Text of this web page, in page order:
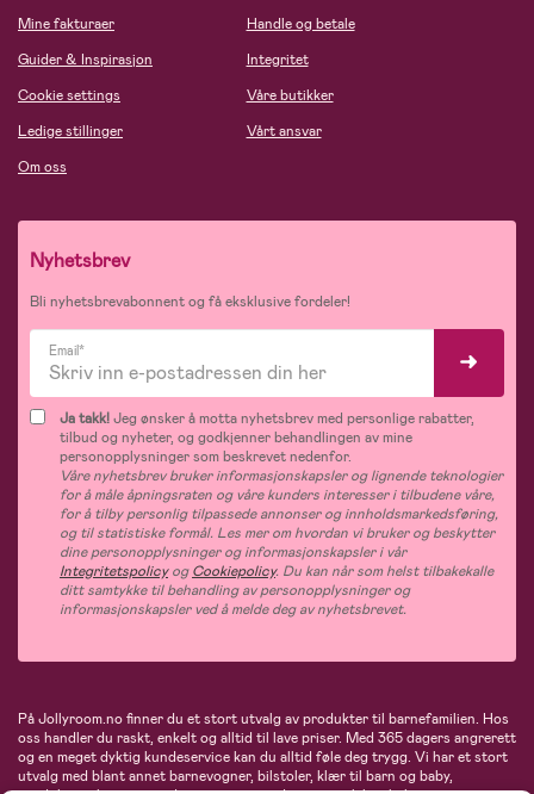
Mine fakturaer
Guider & Inspirasjon
Cookie settings
Ledige stillinger
Om oss
Handle og betale
Integritet
Våre butikker
Vårt ansvar
Nyhetsbrev
Bli nyhetsbrevabonnent og få eksklusive fordeler!
Email*
Ja takk!Jeg ønsker å motta nyhetsbrev med personlige rabatter,
tilbud og nyheter, og godkjenner behandlingen av mine
personopplysninger som beskrevet nedenfor.
Våre nyhetsbrev bruker informasjonskapsler og lignende teknologier
for å måle åpningsraten og våre kunders interesser i tilbudene våre,
for å tilby personlig tilpassede annonser og innholdsmarkedsføring,
og til statistiske formål. Les mer om hvordan vi bruker og beskytter
dine personopplysninger og informasjonskapsler i vår
IntegritetspolicyogCookiepolicy. Du kan når som helst tilbakekalle
ditt samtykke til behandling av personopplysninger og
informasjonskapsler ved å melde deg av nyhetsbrevet.
På Jollyroom.no finner du et stort utvalg av produkter til barnefamilien. Hos
oss handler du raskt, enkelt og alltid til lave priser. Med 365 dagers angrerett
og en meget dyktig kundeservice kan du alltid føle deg trygg. Vi har et stort
utvalg med blant annet barnevogner, bilstoler, klær til barn og baby,